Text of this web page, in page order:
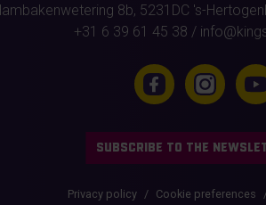
8b, 5231DC 's-
+31 6 39 61 45 38 /
SUBSCRIBE TO THE
Privacy policy Cookie preferences